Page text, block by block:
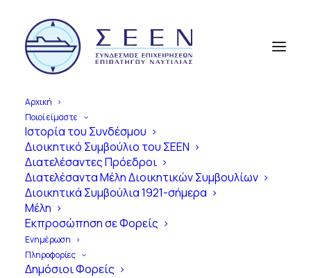
Αρχική
Ποιοί είμαστε
Ιστορία του Συνδέσμου
Διοικητικό Συμβούλιο του ΣΕΕΝ
Διατελέσαντες Πρόεδροι
Διατελέσαντα Μέλη Διοικητικών Συμβουλίων
Διοικητικά Συμβούλια 1921-σήμερα
Μέλη
Εκπροσώπηση σε Φορείς
Ενημέρωση
Πληροφορίες
Δημόσιοι Φορείς
ΑπότηνΊδρυ
ΣύγχρονηΕποχή
100Χρόνια
Επιβα